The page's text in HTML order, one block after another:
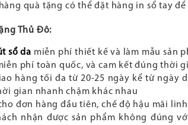
quà tặng có thể đặt hàng in sổ tay
Thủ Đô:
sổ da miễn phí thiết kế và làm mẫu sản
phí toàn quốc, và cam kết đúng thời
hàng tối đa từ 20-25 ngày kể từ ngày
gian nhanh chậm khác nhau
đơn hàng đầu tiên, chế độ hậu mãi
nhận được sản phẩm không đúng